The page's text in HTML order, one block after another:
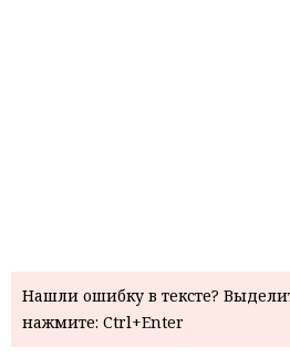
Нашли ошибку в тексте?
нажмите: Ctrl+Enter